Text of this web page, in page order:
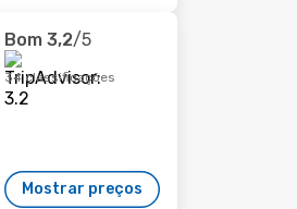
Bom 3,2/5
34 classificações
Mostrar preços